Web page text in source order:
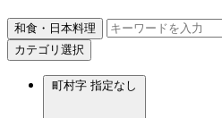
和食・日本料理
カテゴリ選択
町村字 指定なし